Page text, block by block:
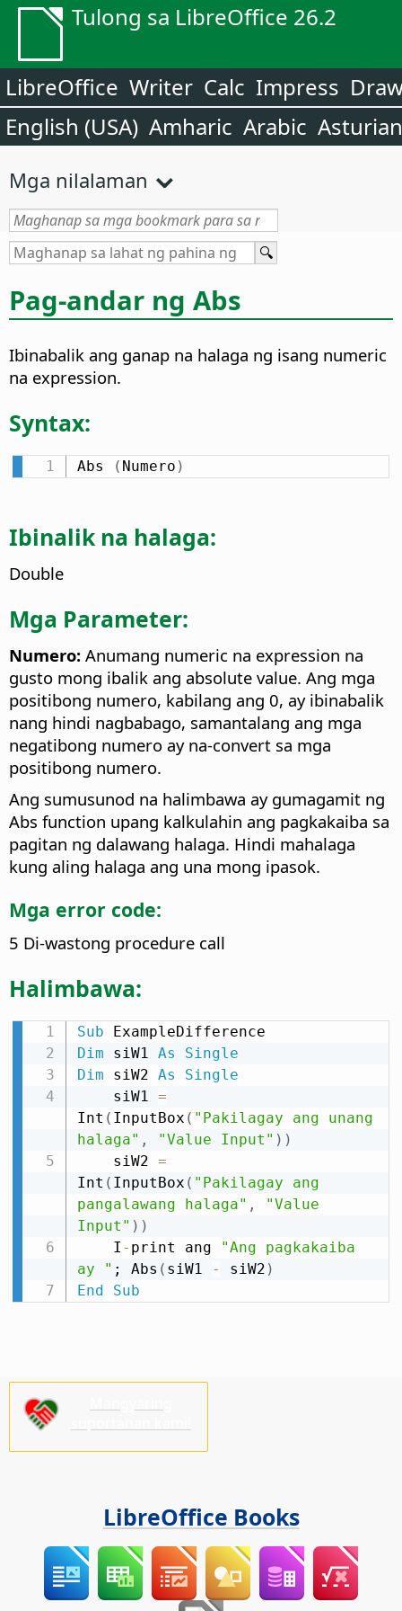
Tulong sa LibreOffice 26.2
LibreOffice Writer Calc Impress
English (USA) Amharic Arabic Asturian
Mga nilalaman
Pag-andar ng Abs
Ibinabalik ang ganap na halaga ng isang numeric
na expression.
Syntax:
Abs ( Numero )
Ibinalik na halaga:
Double
Mga Parameter:
Numero: Anumang numeric na expression na
gusto mong ibalik ang absolute value. Ang mga
positibong numero, kabilang ang 0, ay ibinabalik
nang hindi nagbabago, samantalang ang mga
negatibong numero ay na-convert sa mga
positibong numero.
Ang sumusunod na halimbawa ay gumagamit ng
Abs function upang kalkulahin ang pagkakaiba sa
pagitan ng dalawang halaga. Hindi mahalaga
kung aling halaga ang una mong ipasok.
Mga error code:
5 Di-wastong procedure call
Halimbawa:
Sub
Dim siW1 As
Single
Dim siW2 As
Single
    siW1
=
Int ( InputBox ( "Pakilagay ang unang
halaga" , "Value Input" ) )
    siW2
=
Int ( InputBox ( "Pakilagay ang
pangalawang halaga" ,
"Value
Input" ) )
    I
- print ang
"Ang pagkakaiba
ay " ; Abs ( siW1 - siW2 )
End
Sub
LibreOffice Books